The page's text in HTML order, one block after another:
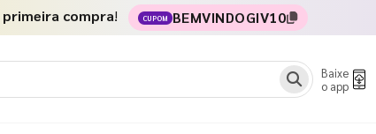
primeira compra! CUPOM BEMVINDOGIV10
Baixe
o app